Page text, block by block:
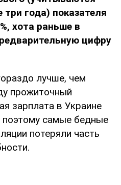
года) показателя
хота раньше в
цифру
лучше, чем
прожиточный
зарплата в Украине
поэтому самые бедные
потеряли часть